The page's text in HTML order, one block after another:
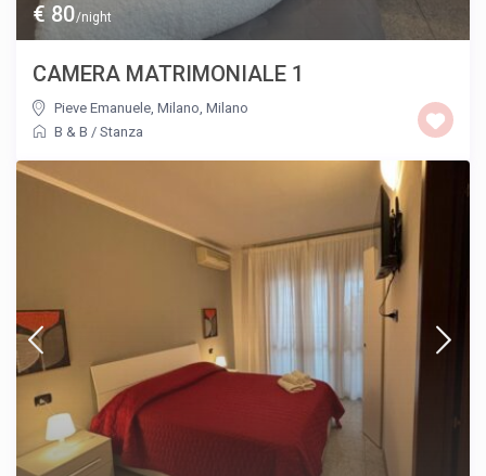
€ 80/night
CAMERA MATRIMONIALE 1
Pieve Emanuele, Milano,Milano
B & B /Stanza